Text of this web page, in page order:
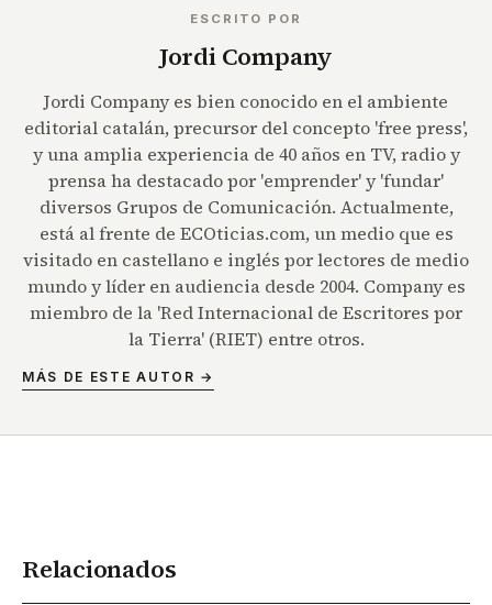
ESCRITO POR
Jordi Company
Jordi Company es bien conocido en el ambiente
editorial catalán, precursor del concepto 'free press',
y una amplia experiencia de 40 años en TV, radio y
prensa ha destacado por 'emprender' y 'fundar'
diversos Grupos de Comunicación. Actualmente,
está al frente de ECOticias.com, un medio que es
visitado en castellano e inglés por lectores de medio
mundo y líder en audiencia desde 2004. Company es
miembro de la 'Red Internacional de Escritores por
la Tierra' (RIET) entre otros.
MÁS DE ESTE AUTOR →
Relacionados